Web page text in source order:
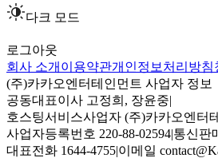
다크 모드
로그아웃
회사 소개 이용약관개인정보처리방침
(주)카카오엔터테인먼트 사업자 정보
공동대표이사 고정희, 장윤중|
호스팅서비스사업자 (주)카카오엔터
사업자등록번호 220-88-02594|통신판
대표전화 1644-4755|이메일